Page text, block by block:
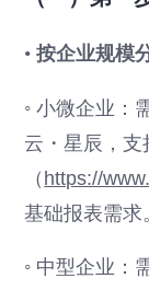
•按企业规模
◦ 小微企业：
云・星辰，支
（ https://
基础报表需求
◦ 中型企业：